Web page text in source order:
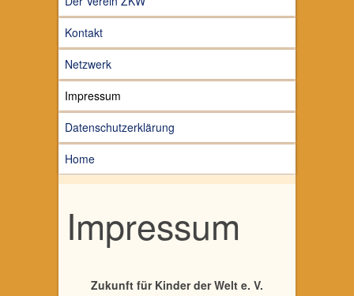
Kontakt
Netzwerk
Impressum
Datenschutzerklärung
Home
Impressum
Zukunft für Kinder der Welt e. V.